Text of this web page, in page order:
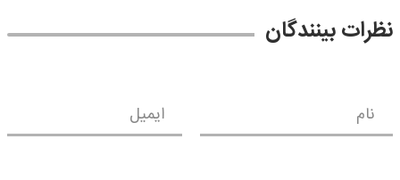
نظرات بینندگان
نام ایمیل